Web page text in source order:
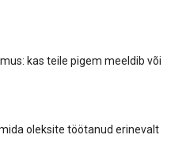
kas teile pigem meeldib või
oleksite töötanud erinevalt